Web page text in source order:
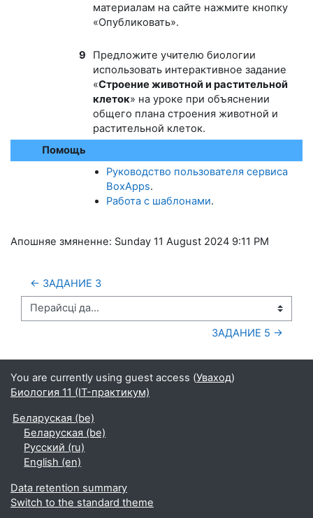
материалам на сайте нажмите кнопку
«Опубликовать».
9
Предложите учителю биологии
использовать интерактивное задание
«Строение животной и растительной
клеток» на уроке при объяснении
общего плана строения животной и
растительной клеток.
Помощь
Руководство пользователя сервиса
BoxApps.
Работа с шаблонами.
Апошняе змяненне: Sunday 11 August 2024 9:11 PM
← ЗАДАНИЕ 3
Перайсці да...
ЗАДАНИЕ 5 →
You are currently using guest access (Уваход)
Биология 11 (IT-практикум)
Беларуская ‎(be)‎
Беларуская ‎(be)‎
Русский ‎(ru)‎
English ‎(en)‎
Data retention summary
Switch to the standard theme